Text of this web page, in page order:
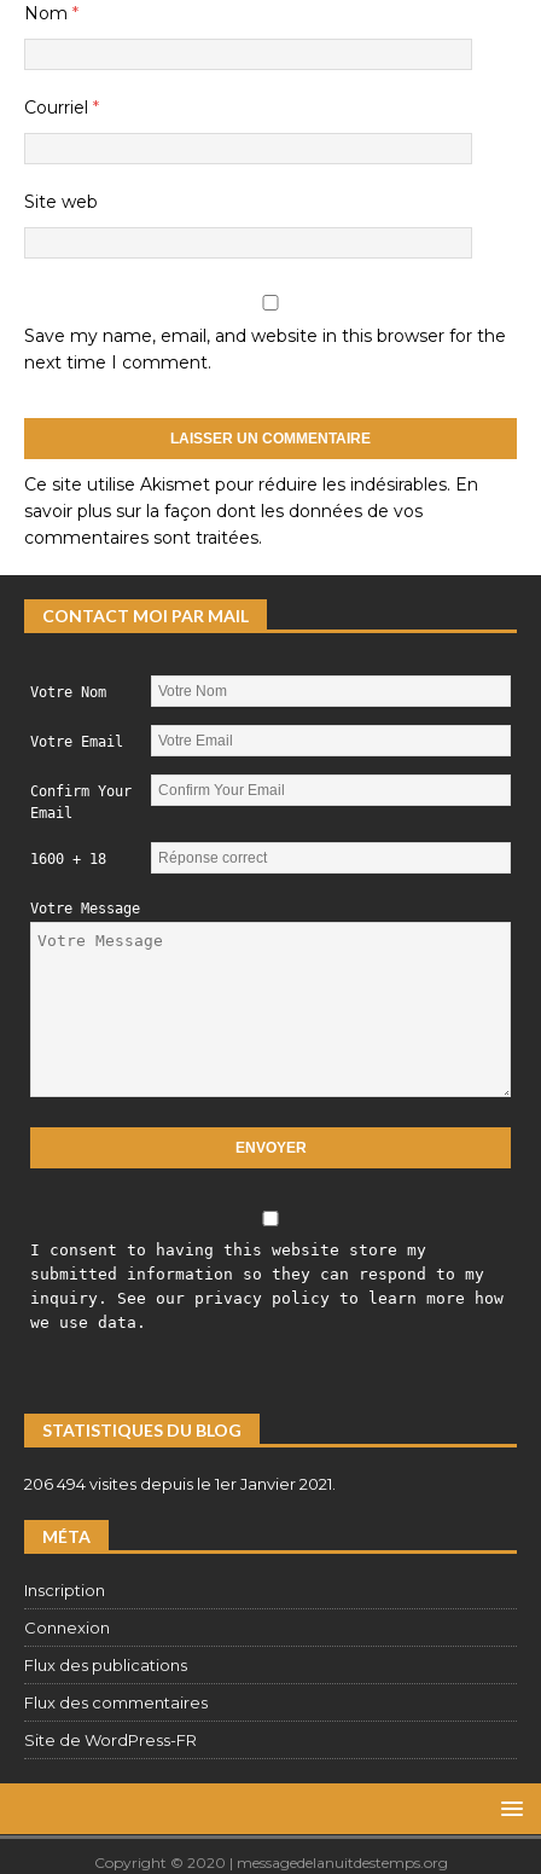
Nom *
Courriel *
Site web
Save my name, email, and website in this browser for the
next time I comment.
Ce site utilise Akismet pour réduire les indésirables. En
savoir plus sur la façon dont les données de vos
commentaires sont traitées.
CONTACT MOI PAR MAIL
Votre Nom
Votre Email
Confirm Your
Email
1600 + 18
Votre Message
I consent to having this website store my
submitted information so they can respond to my
inquiry. See our privacy policy to learn more how
we use data.
STATISTIQUES DU BLOG
206 494 visites depuis le 1er Janvier 2021.
MÉTA
Inscription
Connexion
Flux des publications
Flux des commentaires
Site de WordPress-FR
Copyright © 2020 | messagedelanuitdestemps.org